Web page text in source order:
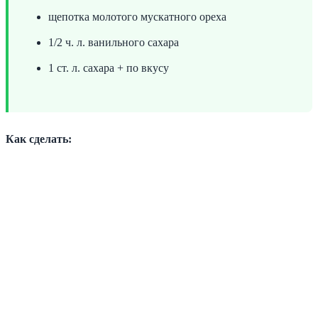
щепотка молотого мускатного ореха
1/2 ч. л. ванильного сахара
1 ст. л. сахара + по вкусу
Как сделать: